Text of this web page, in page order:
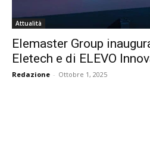
Attualità
Elemaster Group
Eletech e di ELEVO
Redazione - Ottobre 1, 2025